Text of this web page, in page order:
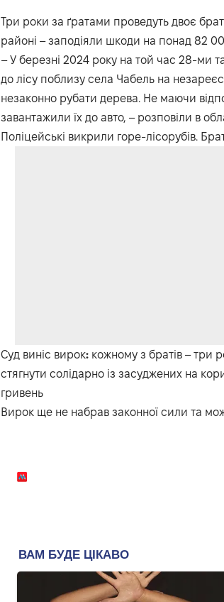
Три роки за ґратами проведуть двоє
районі – заподіяли шкоди на понад 82
– У березні 2024 року на той час 28-ми
до лісу поблизу села Чабель на
незаконно рубати дерева. Не маючи
завантажили їх до авто, – розповіли в
Поліцейські викрили горе-лісорубів.
Суд виніс вирок: кожному з братів – три
стягнути солідарно із засуджених на
гривень
Вирок ще не набрав законної сили та